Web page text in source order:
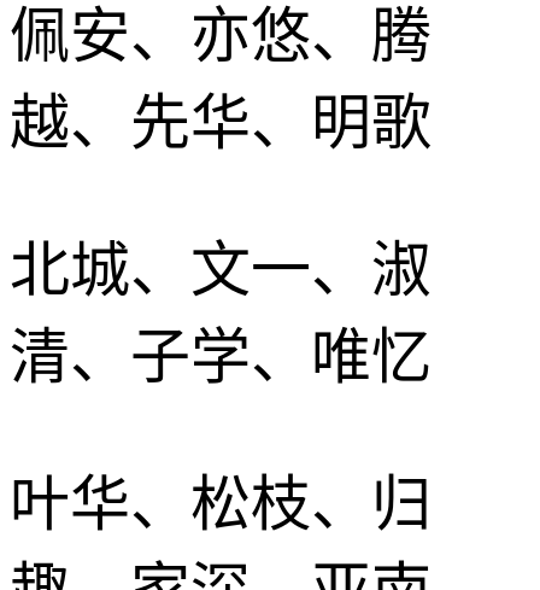
佩安、亦悠、腾
越、先华、明歌
北城、文一、淑
清、子学、唯忆
叶华、松枝、归